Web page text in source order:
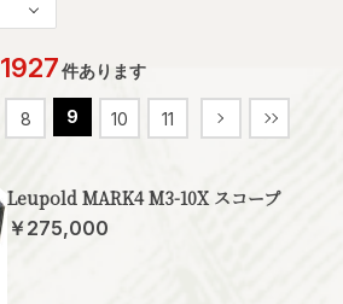
1927件あります
8 9 10 11
Leupold MARK4 M3-10X スコープ
￥275,000